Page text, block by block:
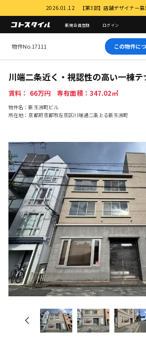
2026.01.12 【第3部】店舗デザイナー募
新規会員登録 ログイン
物件No.17111 この物件に
川端二条近く・視認性の高い一棟
賃料： 66万円 専有面積：347.02㎡
物件名：新生洲町ビル
所在地：京都府京都市左京区川端通二条上る新生洲町
Previous